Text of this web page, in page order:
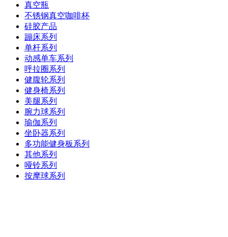
真空瓶
不锈钢真空咖啡杯
硅胶产品
蹦床系列
单杆系列
动感单车系列
呼拉圈系列
健腹轮系列
健身椅系列
美腿系列
腕力球系列
瑜伽系列
坐卧器系列
多功能健身板系列
其他系列
哑铃系列
按摩球系列